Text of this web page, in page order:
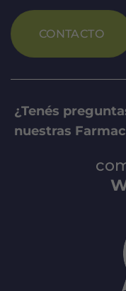
CONTACTO
¿Tenés
nuestras